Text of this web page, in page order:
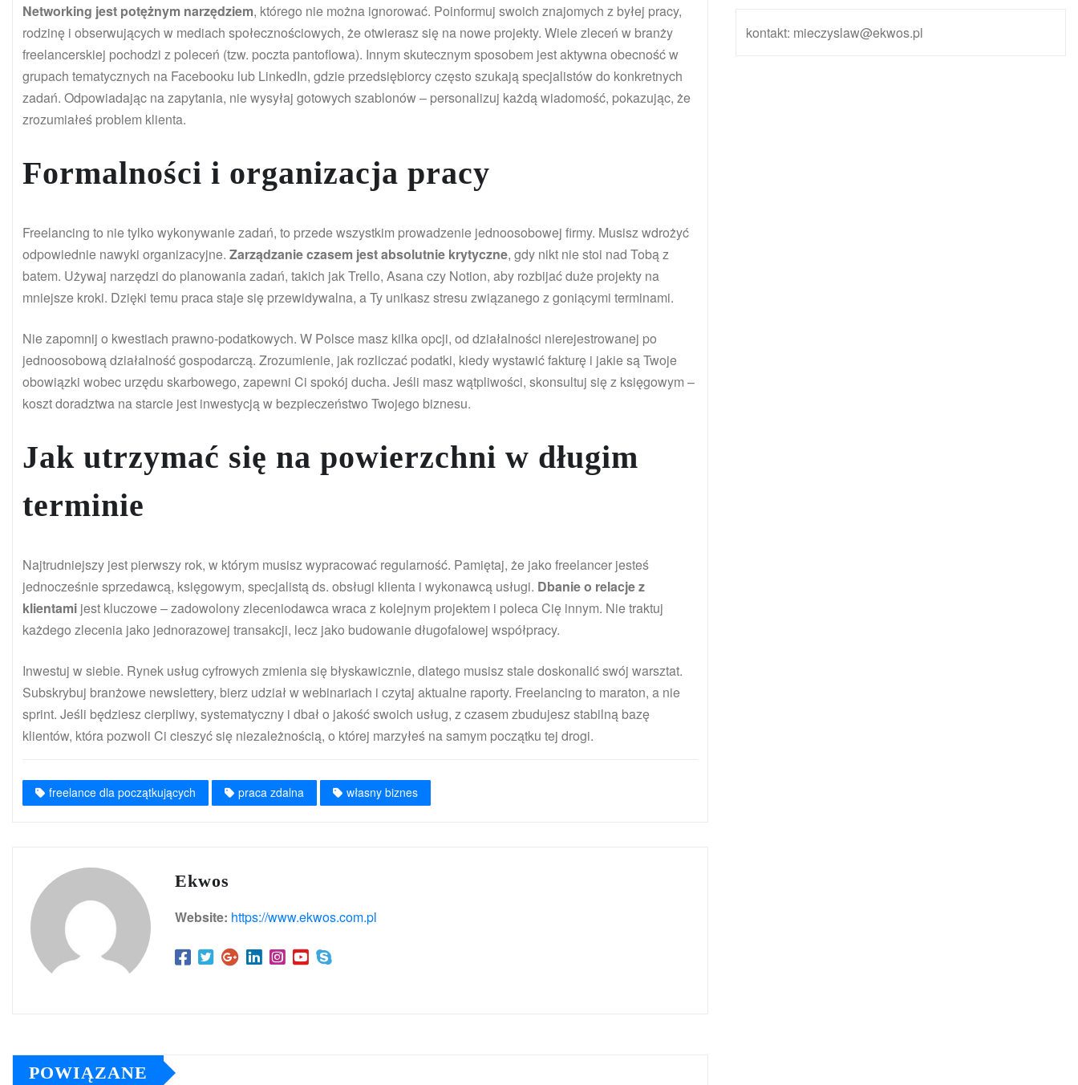
Networking jest potężnym narzędziem, którego nie można ignorować. Poinformuj swoich znajomych z byłej pracy,
rodzinę i obserwujących w mediach społecznościowych, że otwierasz się na nowe projekty. Wiele zleceń w branży
freelancerskiej pochodzi z poleceń (tzw. poczta pantoflowa). Innym skutecznym sposobem jest aktywna obecność w
grupach tematycznych na Facebooku lub LinkedIn, gdzie przedsiębiorcy często szukają specjalistów do konkretnych
zadań. Odpowiadając na zapytania, nie wysyłaj gotowych szablonów – personalizuj każdą wiadomość, pokazując, że
zrozumiałeś problem klienta.
Formalności i organizacja pracy
Freelancing to nie tylko wykonywanie zadań, to przede wszystkim prowadzenie jednoosobowej firmy. Musisz wdrożyć
odpowiednie nawyki organizacyjne. Zarządzanie czasem jest absolutnie krytyczne, gdy nikt nie stoi nad Tobą z
batem. Używaj narzędzi do planowania zadań, takich jak Trello, Asana czy Notion, aby rozbijać duże projekty na
mniejsze kroki. Dzięki temu praca staje się przewidywalna, a Ty unikasz stresu związanego z goniącymi terminami.
Nie zapomnij o kwestiach prawno-podatkowych. W Polsce masz kilka opcji, od działalności nierejestrowanej po
jednoosobową działalność gospodarczą. Zrozumienie, jak rozliczać podatki, kiedy wystawić fakturę i jakie są Twoje
obowiązki wobec urzędu skarbowego, zapewni Ci spokój ducha. Jeśli masz wątpliwości, skonsultuj się z księgowym –
koszt doradztwa na starcie jest inwestycją w bezpieczeństwo Twojego biznesu.
Jak utrzymać się na powierzchni w długim
terminie
Najtrudniejszy jest pierwszy rok, w którym musisz wypracować regularność. Pamiętaj, że jako freelancer jesteś
jednocześnie sprzedawcą, księgowym, specjalistą ds. obsługi klienta i wykonawcą usługi. Dbanie o relacje z
klientami jest kluczowe – zadowolony zleceniodawca wraca z kolejnym projektem i poleca Cię innym. Nie traktuj
każdego zlecenia jako jednorazowej transakcji, lecz jako budowanie długofalowej współpracy.
Inwestuj w siebie. Rynek usług cyfrowych zmienia się błyskawicznie, dlatego musisz stale doskonalić swój warsztat.
Subskrybuj branżowe newslettery, bierz udział w webinariach i czytaj aktualne raporty. Freelancing to maraton, a nie
sprint. Jeśli będziesz cierpliwy, systematyczny i dbał o jakość swoich usług, z czasem zbudujesz stabilną bazę
klientów, która pozwoli Ci cieszyć się niezależnością, o której marzyłeś na samym początku tej drogi.
freelance dla początkujących praca zdalna własny biznes
Ekwos
Website: https://www.ekwos.com.pl
POWIĄZANE
kontakt: mieczyslaw@ekwos.pl